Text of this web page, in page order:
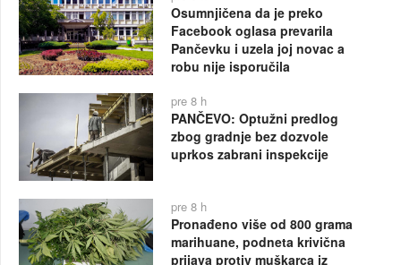
Osumnjičena da je preko
Facebook oglasa prevarila
Pančevku i uzela joj novac a
robu nije isporučila
pre 8 h
PANČEVO: Optužni predlog
zbog gradnje bez dozvole
uprkos zabrani inspekcije
pre 8 h
Pronađeno više od 800 grama
marihuane, podneta krivična
prijava protiv muškarca iz